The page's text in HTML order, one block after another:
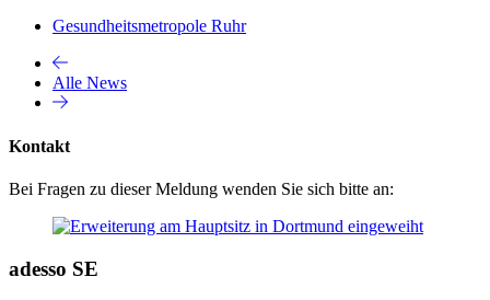
Gesundheitsmetropole Ruhr
Alle News
Kontakt
Bei Fragen zu dieser Meldung wenden Sie sich bitte an:
adesso SE